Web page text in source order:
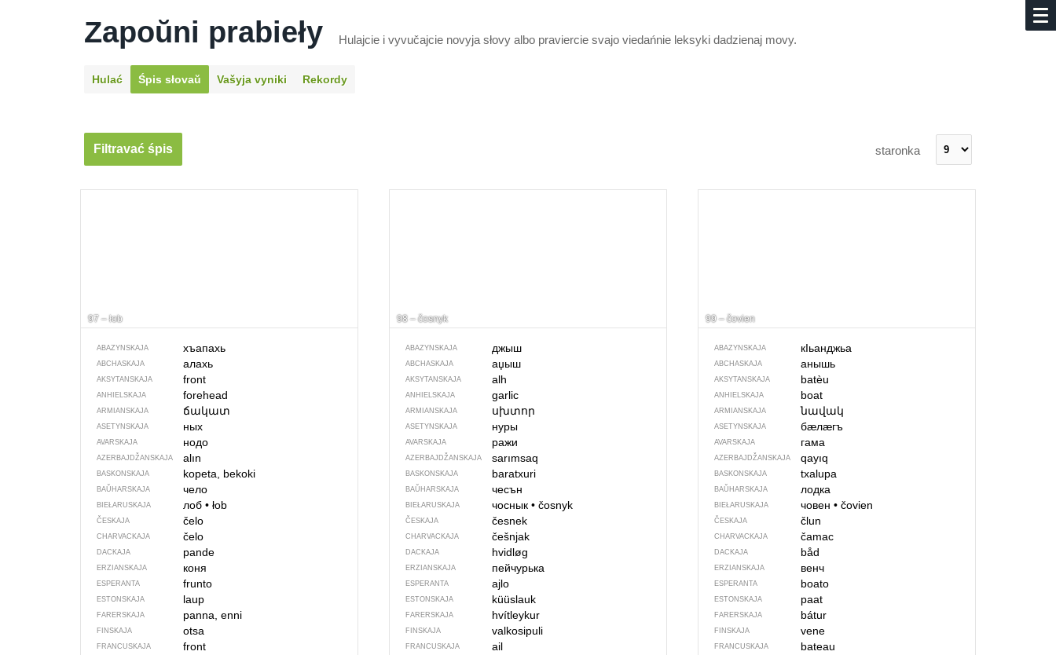
Zapoŭni prabieły Hulajcie i vyvučajcie novyja słovy albo praviercie svajo viedańnie leksyki dadzienaj movy.
Hulać Śpis słovaŭ Vašyja vyniki Rekordy
Filtravać śpis staronka
97 – łob
ABAZYNSKAJA хъапахь
ABCHASKAJA алахь
AKSYTANSKAJA front
ANHIELSKAJA forehead
ARMIANSKAJA ճակատ
ASETYNSKAJA ных
AVARSKAJA нодо
AZERBAJDŽAN­SKAJA alın
BASKONSKAJA kopeta, bekoki
BAŬHARSKAJA чело
BIEŁARUSKAJA лоб •łob
ČESKAJA čelo
CHARVACKAJA čelo
DACKAJA pande
ERZIANSKAJA коня
ESPERANTA frunto
ESTONSKAJA laup
FARERSKAJA panna, enni
FINSKAJA otsa
FRANCUSKAJA front
98 – čosnyk
ABAZYNSKAJA джыш
ABCHASKAJA аџыш
AKSYTANSKAJA alh
ANHIELSKAJA garlic
ARMIANSKAJA սխտոր
ASETYNSKAJA нуры
AVARSKAJA ражи
AZERBAJDŽAN­SKAJA sarımsaq
BASKONSKAJA baratxuri
BAŬHARSKAJA чесън
BIEŁARUSKAJA чоснык • čosnyk
ČESKAJA česnek
CHARVACKAJA češnjak
DACKAJA hvidløg
ERZIANSKAJA пейчурька
ESPERANTA ajlo
ESTONSKAJA küüslauk
FARERSKAJA hvítleykur
FINSKAJA valkosipuli
FRANCUSKAJA ail
99 – čovien
ABAZYNSKAJA кIьанджьа
ABCHASKAJA анышь
AKSYTANSKAJA batèu
ANHIELSKAJA boat
ARMIANSKAJA նավակ
ASETYNSKAJA бӕлӕгъ
AVARSKAJA гама
AZERBAJDŽAN­SKAJA qayıq
BASKONSKAJA txalupa
BAŬHARSKAJA лодка
BIEŁARUSKAJA човен• čovien
ČESKAJA člun
CHARVACKAJA čamac
DACKAJA båd
ERZIANSKAJA венч
ESPERANTA boato
ESTONSKAJA paat
FARERSKAJA bátur
FINSKAJA vene
FRANCUSKAJA bateau